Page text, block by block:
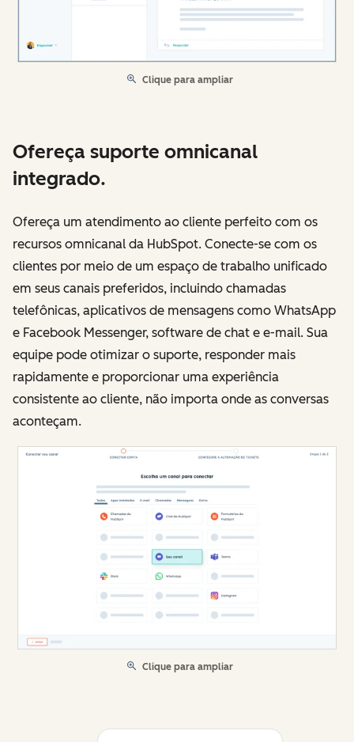
Clique para ampliar
Ofereça suporte omnicanal
integrado.
Ofereça um atendimento ao cliente perfeito com os
recursos omnicanal da HubSpot. Conecte-se com os
clientes por meio de um espaço de trabalho unificado
em seus canais preferidos, incluindo chamadas
telefônicas, aplicativos de mensagens como WhatsApp
e Facebook Messenger, software de chat e e-mail. Sua
equipe pode otimizar o suporte, responder mais
rapidamente e proporcionar uma experiência
consistente ao cliente, não importa onde as conversas
aconteçam.
Clique para ampliar